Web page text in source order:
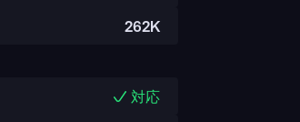
262K
対応